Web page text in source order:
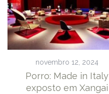
novembro 12, 2024
Porro: Made in Italy
exposto em Xangai